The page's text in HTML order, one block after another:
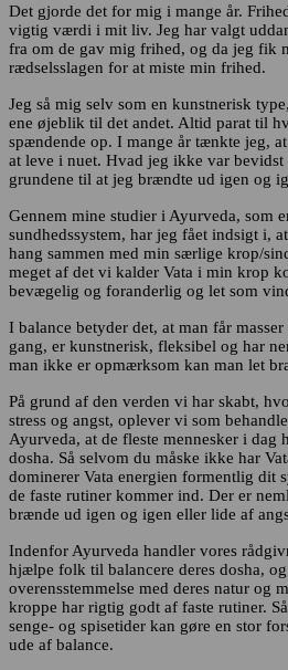
Det gjorde det for mig i mange år.
vigtig værdi i mit liv. Jeg har valgt
fra om de gav mig frihed, og da jeg fik
rædselsslagen for at miste min frihed.
Jeg så mig selv som en kunstnerisk
ene øjeblik til det andet. Altid parat til
spændende op. I mange år tænkte jeg,
at leve i nuet. Hvad jeg ikke var
grundene til at jeg brændte ud igen og
Gennem mine studier i Ayurveda, som
sundhedssystem, har jeg fået indsigt i,
hang sammen med min særlige krop/
meget af det vi kalder Vata i min krop
bevægelig og foranderlig og let som
I balance betyder det, at man får
gang, er kunstnerisk, fleksibel og har
man ikke er opmærksom kan man let
På grund af den verden vi har skabt,
stress og angst, oplever vi som
Ayurveda, at de fleste mennesker i dag
dosha. Så selvom du måske ikke har
dominerer Vata energien formentlig dit
de faste rutiner kommer ind. Der er
brænde ud igen og igen eller lide af
Indenfor Ayurveda handler vores
hjælpe folk til balancere deres dosha,
overensstemmelse med deres natur og
kroppe har rigtig godt af faste rutiner.
senge- og spisetider kan gøre en stor
ude af balance.